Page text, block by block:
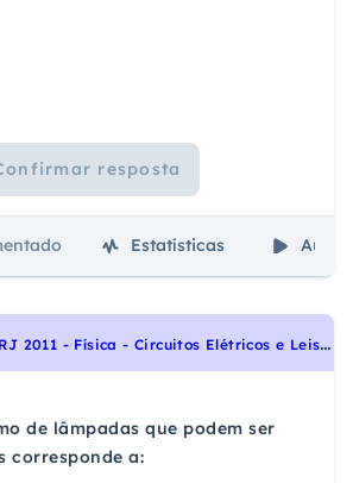
resposta
Estatísticas Aulas
U
ERJ 2011 - Física - Circuitos Elétricos e Leis de Kirchhoff, Eletricidade
de lâmpadas que podem ser
corresponde a: